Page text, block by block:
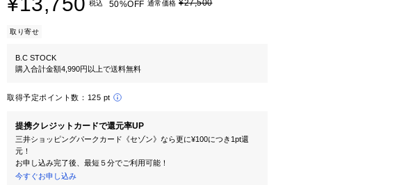
税込 50%OFF 通常価格 ¥27,500
取り寄せ
B.C STOCK
購入合計金額4,990円以上で送料無料
取得予定ポイント数： 125 pt
提携クレジットカードで還元率UP
三井ショッピングパークカード《セゾン》なら更に¥100につき1pt還
元！
お申し込み完了後、最短５分でご利用可能！
今すぐお申し込み